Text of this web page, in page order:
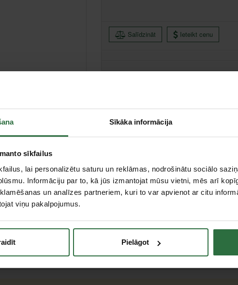
Sīkāka informācija
sīkfailus
lai personalizētu saturu un reklāmas, nodrošinātu sociālo
Informāciju par to, kā jūs izmantojat mūsu vietni, mēs arī
un analīzes partneriem, kuri to var apvienot ar citu
viņu pakalpojumus.
Pielāgot
Salīdzināt Ieteikt cenu
125 mm
70 mm
Metālam
2 mm
interesējās par...